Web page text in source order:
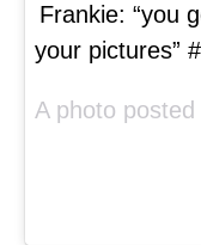
Frankie: “you
your pictures”
A photo